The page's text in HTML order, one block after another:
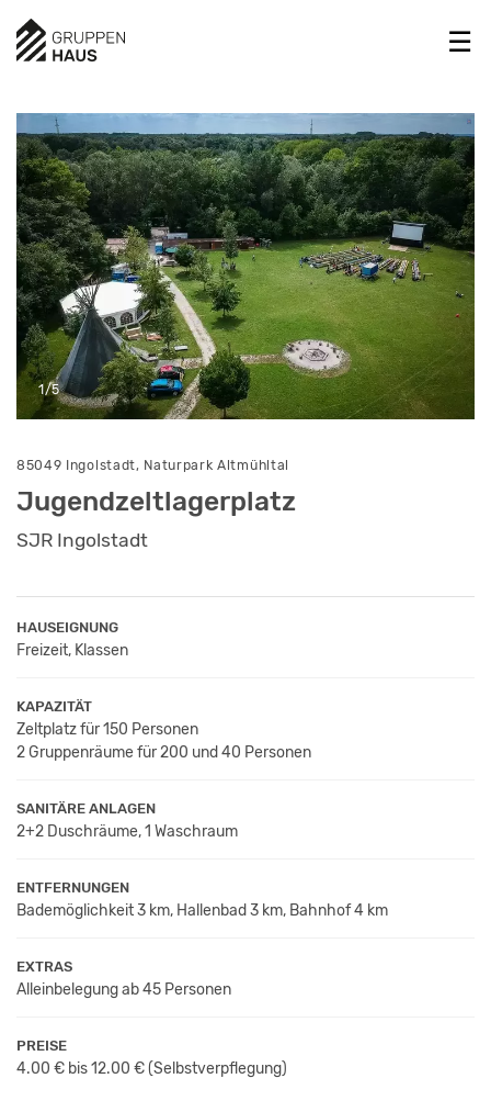
1/5
85049 Ingolstadt, Naturpark Altmühltal
Jugendzeltlagerplatz
SJR Ingolstadt
HAUSEIGNUNG
Freizeit, Klassen
KAPAZITÄT
Zeltplatz für 150 Personen
2 Gruppenräume für 200 und 40 Personen
SANITÄRE ANLAGEN
2+2 Duschräume, 1 Waschraum
ENTFERNUNGEN
Bademöglichkeit 3 km, Hallenbad 3 km, Bahnhof 4 km
EXTRAS
Alleinbelegung ab 45 Personen
PREISE
4.00 € bis 12.00 €(Selbstverpflegung)